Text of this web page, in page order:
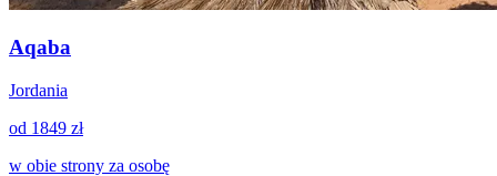
Aqaba
Jordania
od 1849 zł
w obie strony za osobę